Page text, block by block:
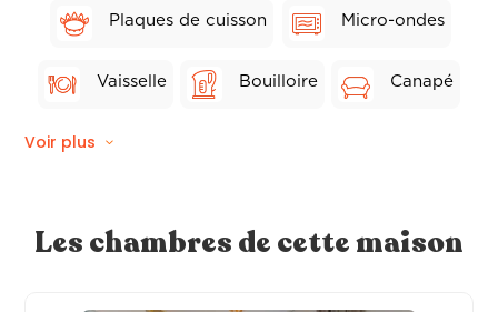
Plaques de cuisson Micro-ondes
Vaisselle Bouilloire Canapé
Voir plus
Les chambres de cette maison